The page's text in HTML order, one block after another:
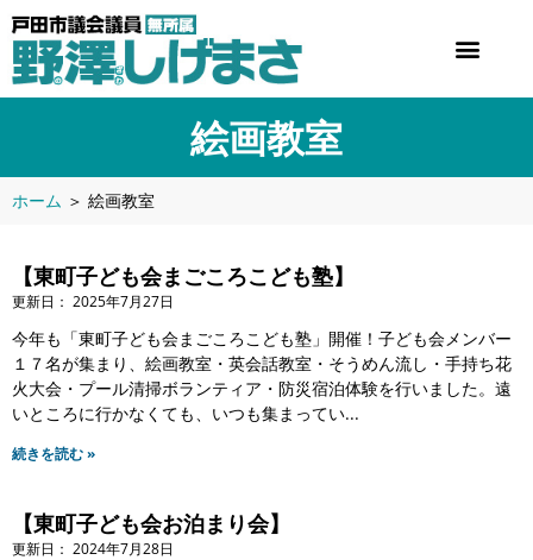
絵画教室
ホーム ＞ 絵画教室
【東町子ども会まごころこども塾】
2025年7月27日
今年も「東町子ども会まごころこども塾」開催！子ども会メンバー
１７名が集まり、絵画教室・英会話教室・そうめん流し・手持ち花
火大会・プール清掃ボランティア・防災宿泊体験を行いました。遠
いところに行かなくても、いつも集まってい
続きを読む »
【東町子ども会お泊まり会】
2024年7月28日